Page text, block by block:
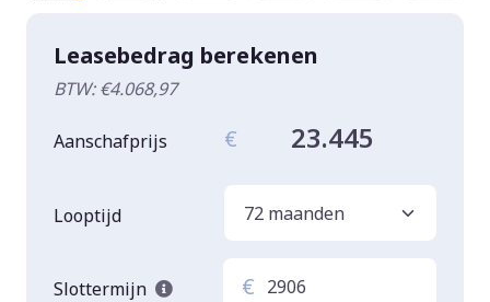
Leasebedrag berekenen
BTW: €4.068,97
Aanschafprijs € 23.445
Looptijd
Slottermijn €